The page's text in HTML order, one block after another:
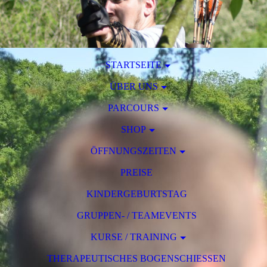
STARTSEITE
ÜBER UNS
PARCOURS
SHOP
ÖFFNUNGSZEITEN
PREISE
KINDERGEBURTSTAG
GRUPPEN- / TEAMEVENTS
KURSE / TRAINING
THERAPEUTISCHES BOGENSCHIESSEN